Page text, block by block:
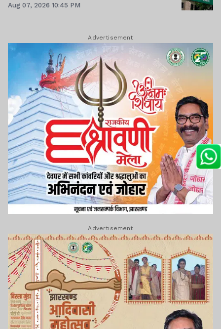
Aug 07, 2026 10:45 PM
Advertisement
Advertisement